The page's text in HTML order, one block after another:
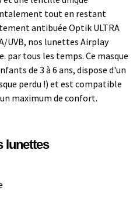
tout en restant
antibuée Optik ULTRA
UVB, nos lunettes Airplay
par tous les temps. Ce masque
de 3 à 6 ans, dispose d'un
perdu !) et est compatible
maximum de confort.
lunettes